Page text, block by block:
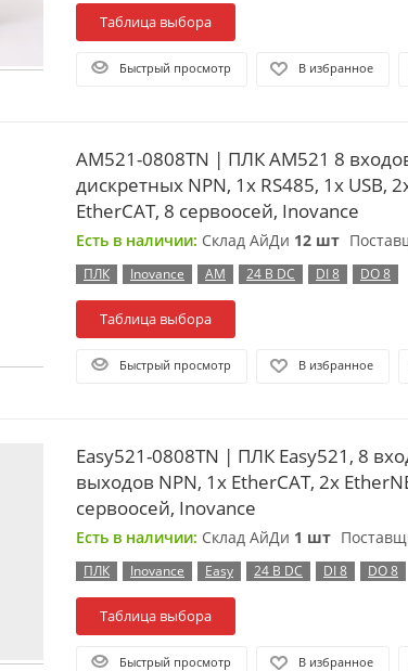
Таблица выбора
Быстрый просмотр В избранное
AM521-0808TN | ПЛК AM521 8
дискретных NPN, 1x RS485, 1x USB,
EtherCAT, 8 сервоосей, Inovance
Есть в наличии: Склад АйДи 12 шт
ПЛК Inovance AM 24 В DC DI 8 DO 8
Таблица выбора
Быстрый просмотр В избранное
Easy521-0808TN | ПЛК Easy521, 8
выходов NPN, 1x EtherCAT, 2x
сервоосей, Inovance
Есть в наличии: Склад АйДи 1 шт
ПЛК Inovance Easy 24 В DC DI 8 DO 8
Таблица выбора
Быстрый просмотр В избранное